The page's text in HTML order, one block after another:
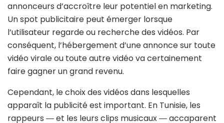
annonceurs d’accroître leur potentiel en marketing.
Un spot publicitaire peut émerger lorsque
l’utilisateur regarde ou recherche des vidéos. Par
conséquent, l’hébergement d’une annonce sur toute
vidéo virale ou toute autre vidéo va certainement
faire gagner un grand revenu.
Cependant, le choix des vidéos dans lesquelles
apparaît la publicité est important. En Tunisie, les
rappeurs ― et les leurs clips musicaux ― accaparent